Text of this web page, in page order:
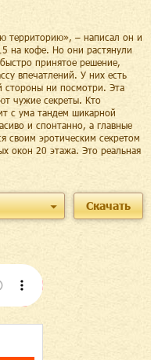
территорию», – написал он и
на кофе. Но они растянули
принятое решение,
впечатлений. У них есть
стороны ни посмотри. Эта
чужие секреты. Кто
с ума тандем шикарной
и спонтанно, а главные
своим эротическим секретом
окон 20 этажа. Это реальная
Скачать